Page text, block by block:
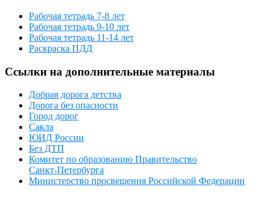
Рабочая тетрадь 7-8 лет
Рабочая тетрадь 9-10 лет
Рабочая тетрадь 11-14 лет
Раскраска ПДД
Ссылки на дополнительные материалы
Добрая дорога детства
Дорога без опасности
Город дорог
Сакла
ЮИД России
Без ДТП
Комитет по образованию Правительство
Санкт‑Петербурга
Министерство просвещения Российской Федерации